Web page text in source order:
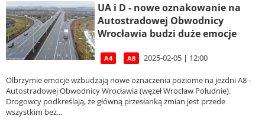
UA i D - nowe oznakowanie na
Autostradowej Obwodnicy
Wrocławia budzi duże emocje
A4 A8 2025-02-05 | 12:00
Olbrzymie emocje wzbudzają nowe oznaczenia poziome na jezdni A8 -
Autostradowej Obwodnicy Wrocławia (węzeł Wrocław Południe).
Drogowcy podkreślają, że główną przesłanką zmian jest przede
wszystkim bez...